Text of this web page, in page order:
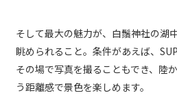
そして最大の魅力が、白鬚神社の湖
眺められること。条件があえば、
その場で写真を撮ることもでき、陸
う距離感で景色を楽しめます。